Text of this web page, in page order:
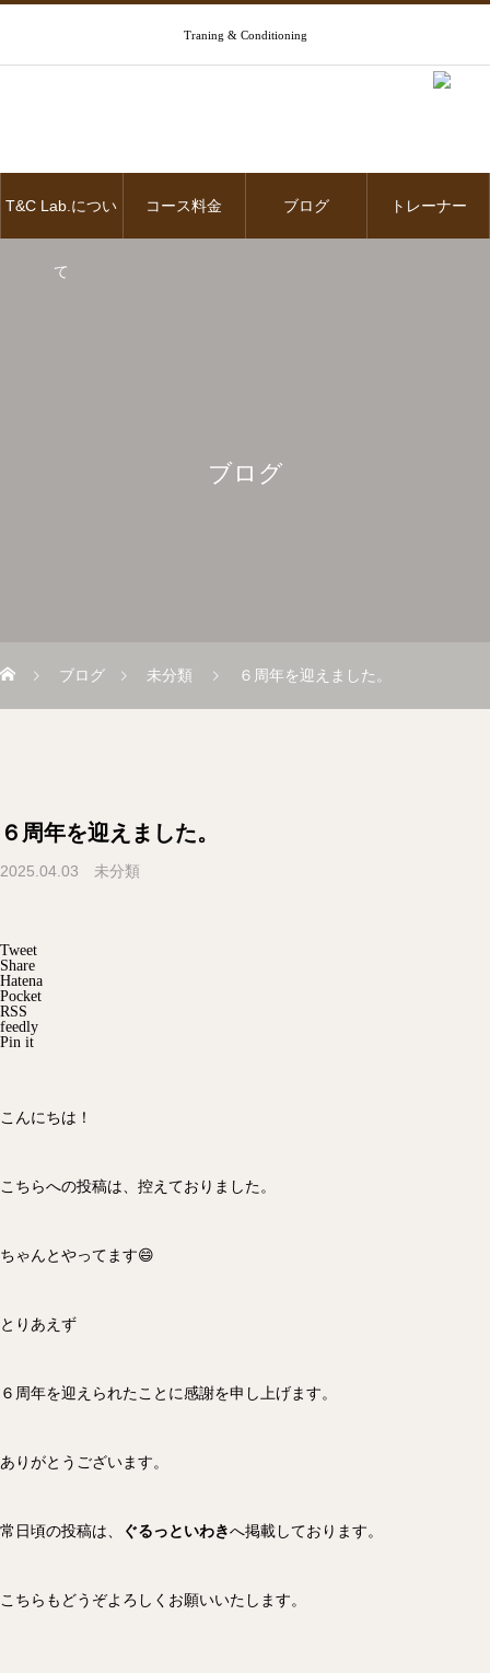
Traning & Conditioning
T&C Lab.につい
て
コース料金 ブログ トレーナー
ブログ
ブログ 未分類 ６周年を迎えました。
６周年を迎えました。
2025.04.03 未分類
Tweet
Share
Hatena
Pocket
RSS
feedly
Pin it
こんにちは！
こちらへの投稿は、控えておりました。
ちゃんとやってます😄
とりあえず
６周年を迎えられたことに感謝を申し上げます。
ありがとうございます。
常日頃の投稿は、 ぐるっといわきへ掲載しております。
こちらもどうぞよろしくお願いいたします。